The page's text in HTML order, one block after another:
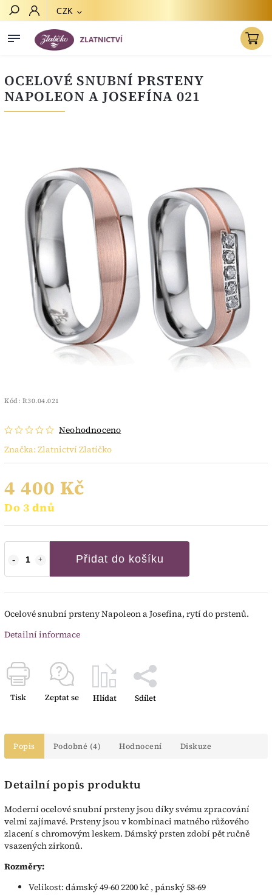
CZK
OCELOVÉ SNUBNÍ PRSTENY
NAPOLEON A JOSEFÍNA 021
Kód: R30.04.021
Neohodnoceno
Značka: Zlatnictví Zlatíčko
4 400 Kč
Do 3 dnů
Přidat do košíku
Ocelové snubní prsteny Napoleon a Josefína, rytí do prstenů.
Detailní informace
Tisk Zeptat se Hlídat Sdílet
Popis Podobné (4) Hodnocení Diskuze
Detailní popis produktu
Moderní ocelové snubní prsteny jsou díky svému zpracování
velmi zajímavé. Prsteny jsou v kombinaci matného růžového
zlacení s chromovým leskem. Dámský prsten zdobí pět ručně
vsazených zirkonů.
Rozměry:
Velikost: dámský 49-60 2200 kč , pánský 58-69